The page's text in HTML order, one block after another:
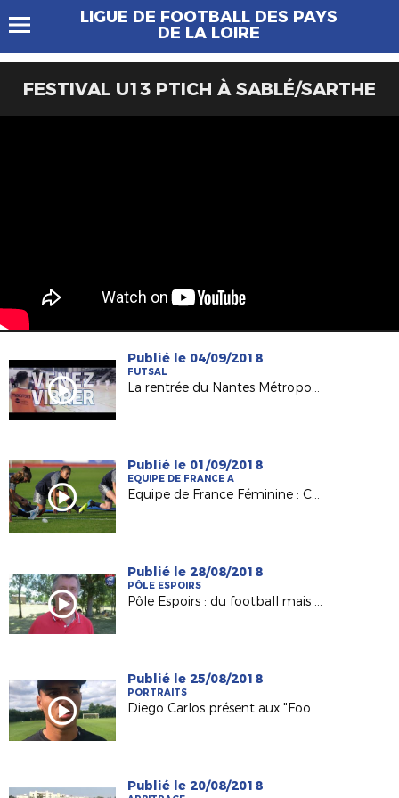
LIGUE DE FOOTBALL DES PAYS
DE LA LOIRE
FESTIVAL U13 PTICH À SABLÉ/SARTHE
Publié le 04/09/2018
FUTSAL
La rentrée du Nantes Métropole Futsal le 15/09 !
Publié le 01/09/2018
EQUIPE DE FRANCE A
Equipe de France Féminine : Clara Matéo, grande première en A !
Publié le 28/08/2018
PÔLE ESPOIRS
Pôle Espoirs : du football mais pas seulement !
Publié le 25/08/2018
PORTRAITS
Diego Carlos présent aux "FootStageAtlantique" 2018 !
Publié le 20/08/2018